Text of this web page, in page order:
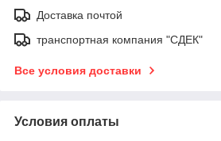
Доставка почтой
транспортная компания "СДЕК"
Все условия доставки
Условия оплаты